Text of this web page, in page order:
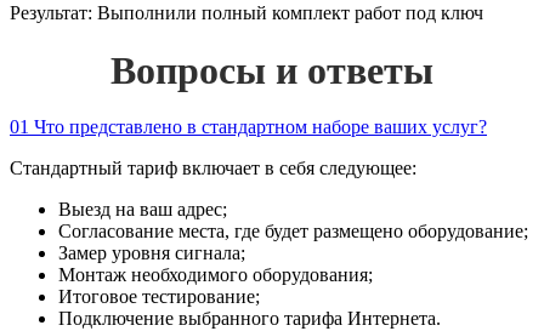
Результат: Выполнили полный комплект работ под ключ
Вопросы и ответы
01 Что представлено в стандартном наборе ваших услуг?
Стандартный тариф включает в себя следующее:
Выезд на ваш адрес;
Согласование места, где будет размещено оборудование;
Замер уровня сигнала;
Монтаж необходимого оборудования;
Итоговое тестирование;
Подключение выбранного тарифа Интернета.